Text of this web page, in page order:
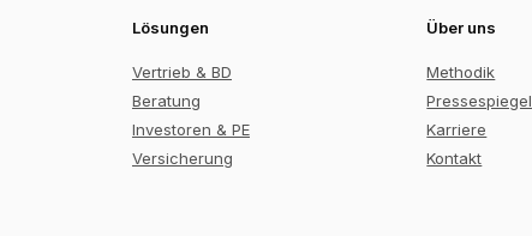
Lösungen
Vertrieb & BD
Beratung
Investoren & PE
Versicherung
Über uns
Methodik
Pressespiegel
Karriere
Kontakt